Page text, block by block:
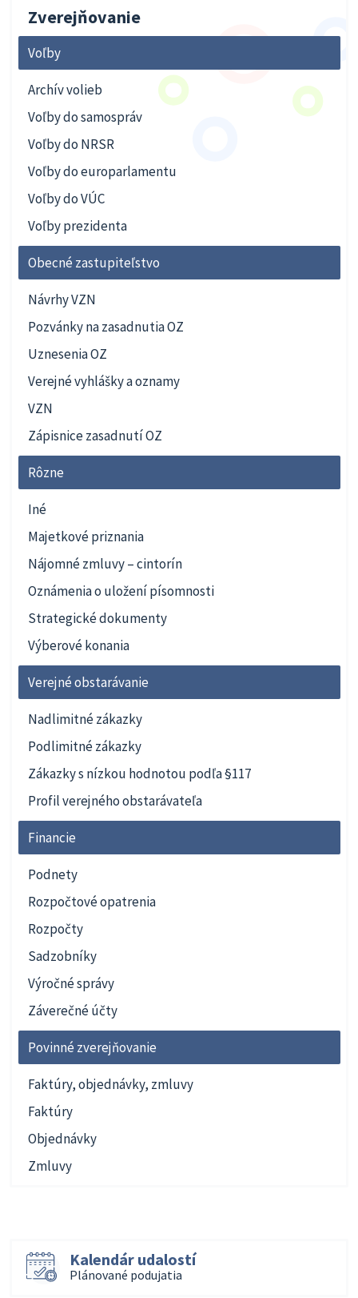
Zverejňovanie
Voľby
Archív volieb
Voľby do samospráv
Voľby do NRSR
Voľby do europarlamentu
Voľby do VÚC
Voľby prezidenta
Obecné zastupiteľstvo
Návrhy VZN
Pozvánky na zasadnutia OZ
Uznesenia OZ
Verejné vyhlášky a oznamy
VZN
Zápisnice zasadnutí OZ
Rôzne
Iné
Majetkové priznania
Nájomné zmluvy – cintorín
Oznámenia o uložení písomnosti
Strategické dokumenty
Výberové konania
Verejné obstarávanie
Nadlimitné zákazky
Podlimitné zákazky
Zákazky s nízkou hodnotou podľa §117
Profil verejného obstarávateľa
Financie
Podnety
Rozpočtové opatrenia
Rozpočty
Sadzobníky
Výročné správy
Záverečné účty
Povinné zverejňovanie
Faktúry, objednávky, zmluvy
Faktúry
Objednávky
Zmluvy
Kalendár udalostí
Plánované podujatia